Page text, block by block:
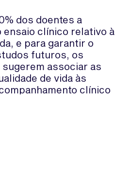
dos doentes a
ensaio clínico relativo à
e para garantir o
futuros, os
associar as
de vida às
clínico